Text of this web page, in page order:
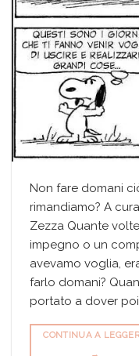
Non fare domani
rimandiamo? A
Zezza Quante
impegno o un
avevamo voglia,
farlo domani?
portato a dover
CONTINUA A
→